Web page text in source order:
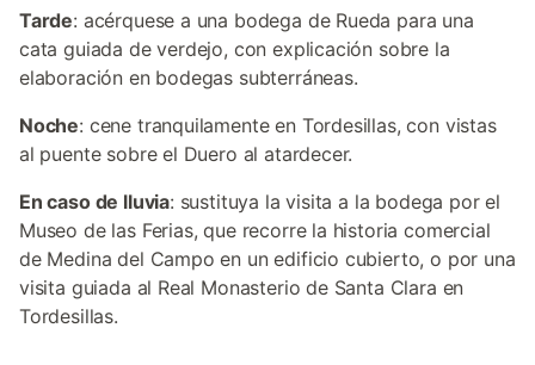
Tarde: acérquese a una bodega de Rueda para una
cata guiada de verdejo, con explicación sobre la
elaboración en bodegas subterráneas.
Noche: cene tranquilamente en Tordesillas, con vistas
al puente sobre el Duero al atardecer.
En caso de lluvia: sustituya la visita a la bodega por el
Museo de las Ferias, que recorre la historia comercial
de Medina del Campo en un edificio cubierto, o por una
visita guiada al Real Monasterio de Santa Clara en
Tordesillas.